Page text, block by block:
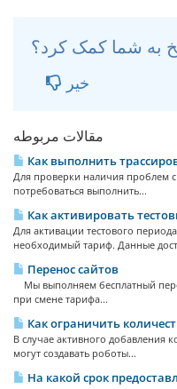
خیر
مقالات مربوطه
Как выполнить
Для проверки наличия проблем
потребоваться выполнить...
Как активировать
Для активации тестового
необходимый тариф. Данные
Перенос сайтов
Мы выполняем бесплатный
при смене тарифа...
Как ограничить
В случае активного добавления
могут создавать роботы...
На какой срок